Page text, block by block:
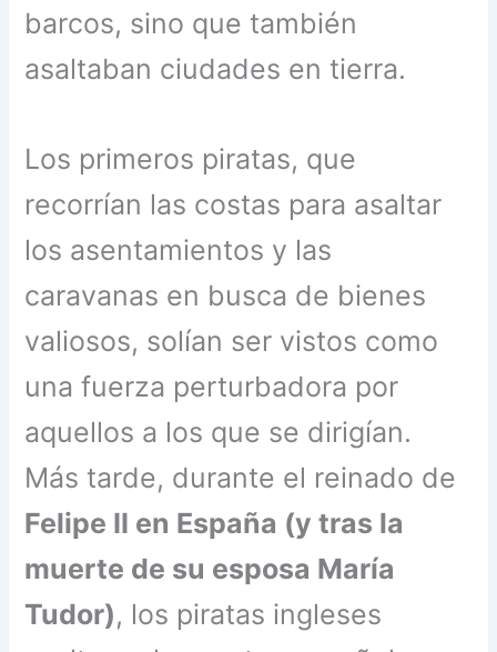
barcos, sino que también
asaltaban ciudades en tierra.
Los primeros piratas, que
recorrían las costas para asaltar
los asentamientos y las
caravanas en busca de bienes
valiosos, solían ser vistos como
una fuerza perturbadora por
aquellos a los que se dirigían.
Más tarde, durante el reinado de
Felipe II en España (y tras la
muerte de su esposa María
Tudor), los piratas ingleses